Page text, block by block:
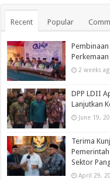
Recent Popular
2 weeks
DPP LDII
Lanjutkan
June 19,
Terima
Sektor
April 29,